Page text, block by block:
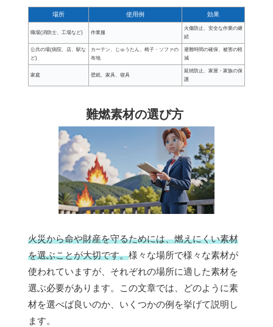
場所 使用例 効果
職場(消防士、工場など) 作業服
火傷防止、安全な作業の継
続
公共の場(病院、店、駅な
ど)
カーテン、じゅうたん、椅子・ソファの
布地
避難時間の確保、被害の軽
減
家庭 壁紙、家具、寝具
延焼防止、家屋・家族の保
護
難燃素材の選び方
火災から命や財産を守るためには、燃えにくい素材
を選ぶことが大切です。様々な場所で様々な素材が
使われていますが、それぞれの場所に適した素材を
選ぶ必要があります。この文章では、どのように素
材を選べば良いのか、いくつかの例を挙げて説明し
ます。